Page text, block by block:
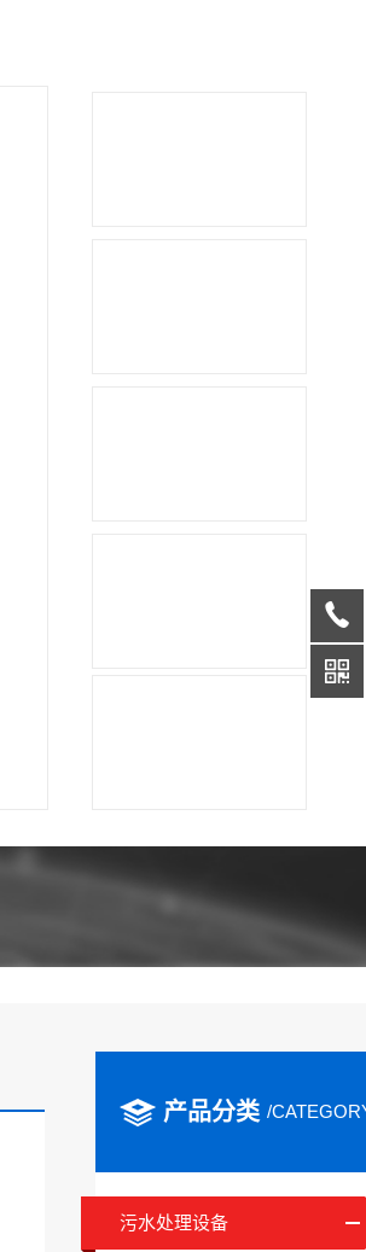
产品分类 /
污水处理设备